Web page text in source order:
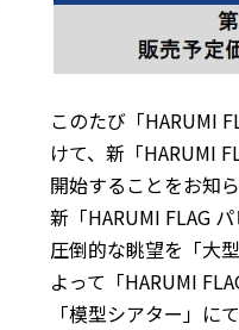
このたび「HARUMI
けて、新「HARUMI
開始することをお知
新「HARUMI FLAG
圧倒的な眺望を「大
よって「HARUMI
「模型シアター」に